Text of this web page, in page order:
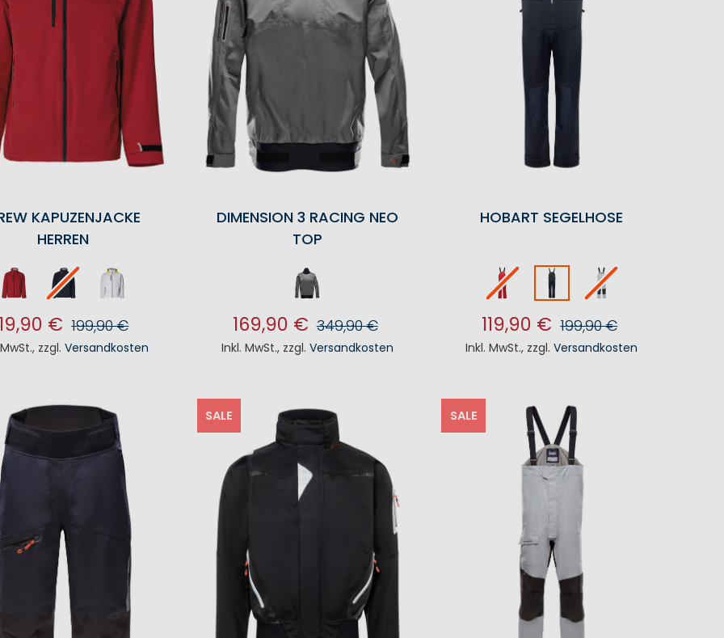
KAPUZENJACKE
HERREN
€ 199,90 €
, zzgl.Versandkosten
DIMENSION 3 RACING NEO
TOP
169,90 € 349,90 €
Inkl. MwSt., zzgl. Versandkosten
HOBART SEGELHOSE
119,90 € 199,90 €
Inkl. MwSt., zzgl.Versandkosten
SALE SALE